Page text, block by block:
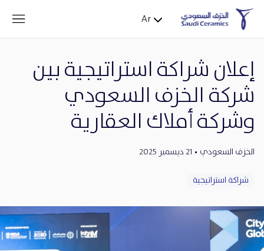
Ar
إعلان شراكة استراتيجية بين
شركة الخزف السعودي
وشركة أملاك العقارية
الخزف السعودي 21 ديسمبر 2025
شراكة استراتيجية